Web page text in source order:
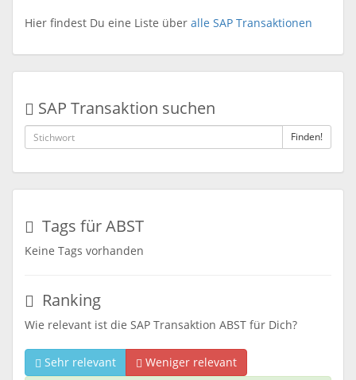
Hier findest Du eine Liste über alle SAP Transaktionen
SAP Transaktion suchen
Finden!
Tags für ABST
Keine Tags vorhanden
Ranking
Wie relevant ist die SAP Transaktion ABST für Dich?
Sehr relevant Weniger relevant